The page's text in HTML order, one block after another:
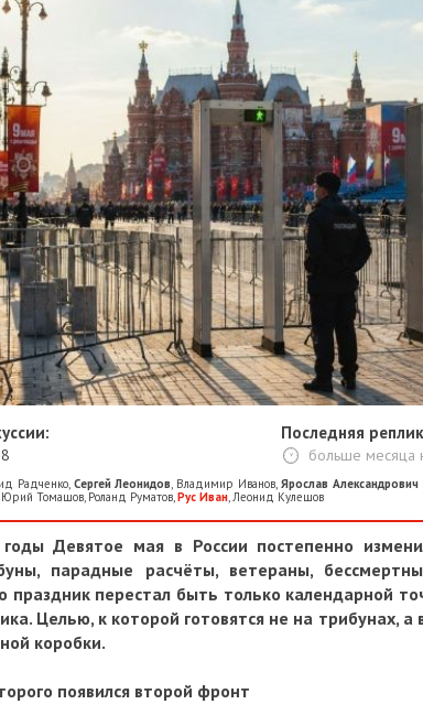
Последняя
больше месяца
Радченко, Сергей Леонидов, Владимир Иванов, Ярослав Александрович
Юрий Томашов, Роланд Руматов,Рус Иван,Леонид Кулешов
Девятое мая в России постепенно
парадные расчёты, ветераны,
праздник перестал быть только календарной
Целью, к которой готовятся не на трибунах,
коробки.
появился второй фронт